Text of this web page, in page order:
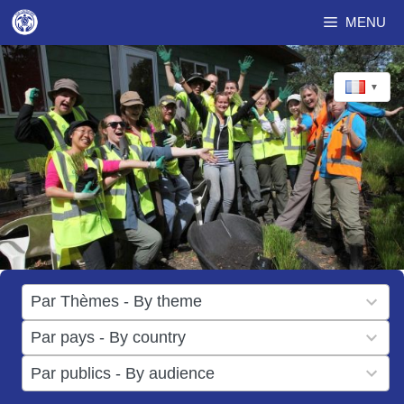
Aller
au
contenu
MENU
▼
Par Thèmes - By theme
17
results
available
Par pays - By country
50
results
available
Par publics - By audience
results